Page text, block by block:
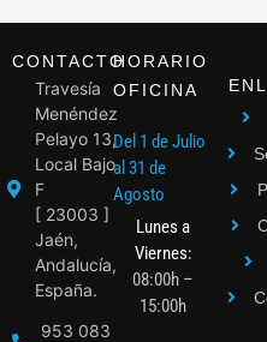
CONTACTO
Travesía
Menéndez
Pelayo 13,
Local Bajo
F
[ 23003 ]
Jaén,
Andalucía,
España.
953 083
HORARIO
OFICINA
Del 1 de Julio
al 31 de
Agosto
Lunes a
Viernes:
08:00h –
15:00h